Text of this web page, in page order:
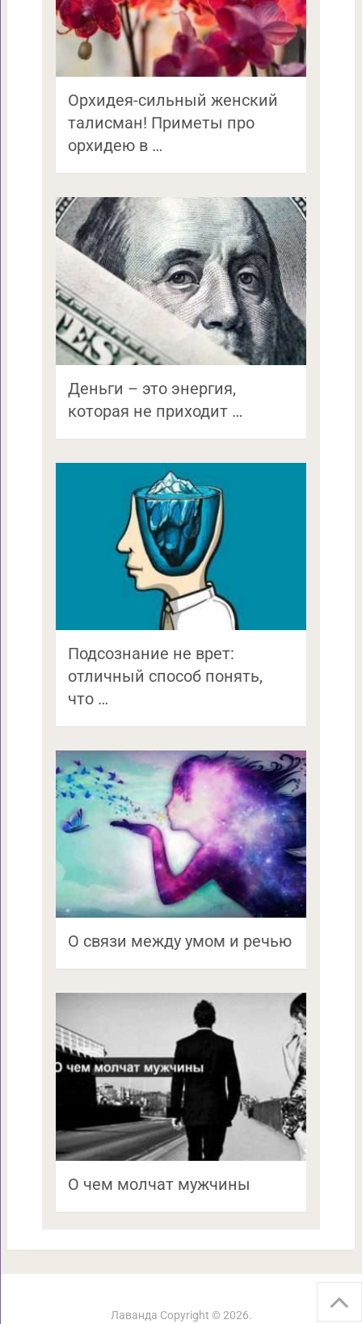
Орхидея-сильный женский
талисман! Приметы про
орхидею в …
Деньги – это энергия,
которая не приходит …
Подсознание не врет:
отличный способ понять,
что …
О связи между умом и речью
О чем молчат мужчины
Лаванда Copyright © 2026.